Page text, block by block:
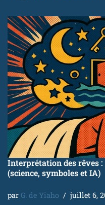
Interprétation des rêves
(science, symboles et IA)
par G. de Yiaho juillet 6,